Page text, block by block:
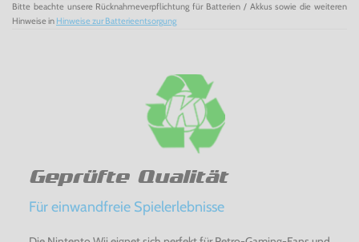
Bitte beachte unsere Rücknahmeverpflichtung für Batterien / Akkus sowie die weiteren
Hinweise in Hinweise zur Batterieentsorgung
Geprüfte Qualität
Für einwandfreie Spielerlebnisse